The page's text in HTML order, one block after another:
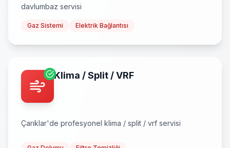
davlumbaz servisi
Gaz Sistemi Elektrik Bağlantısı
Klima / Split / VRF
Çarıklar'de profesyonel klima / split / vrf servisi